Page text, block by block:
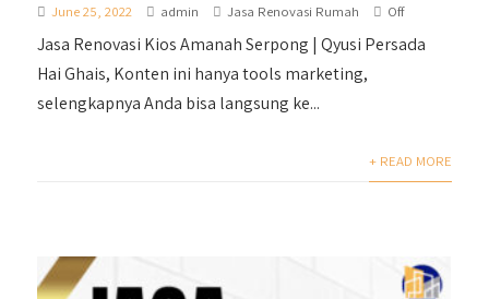
June 25, 2022 admin Jasa Renovasi Rumah Off
Jasa Renovasi Kios Amanah Serpong | Qyusi Persada
Hai Ghais, Konten ini hanya tools marketing,
selengkapnya Anda bisa langsung ke...
+ READ MORE